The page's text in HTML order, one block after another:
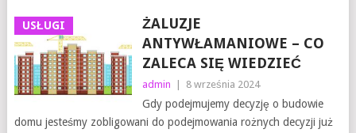
USŁUGI
ŻALUZJE
ANTYWŁAMANIOWE – CO
ZALECA SIĘ WIEDZIEĆ
admin 8 września 2024
Gdy podejmujemy decyzję o budowie
domu jesteśmy zobligowani do podejmowania rożnych decyzji już